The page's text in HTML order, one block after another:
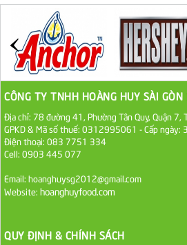
ĐƯỜNG SẠCH CÔ
Đường cát trắng
Sa Tế Tôm
Ớt Sa Tế Cholimex
Nước tương
CÔNG TY TNHH HOÀNG HUY SÀI GÒN
Địa chỉ: 78 đường 41, Phường Tân Quy, Quận 7,
GPKD & Mã số thuế: 0312995061 - Cấp
Điện thoại: 083 7751 334
Cell: 0903 445 077
Email: hoanghuysg2012@gmail.com
Website: hoanghuyfood.com
QUY ĐỊNH & CHÍNH SÁCH